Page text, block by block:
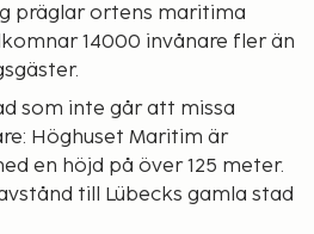
präglar ortens maritima
14000 invånare fler än
som inte går att missa
Höghuset Maritim är
en höjd på över 125 meter.
till Lübecks gamla stad